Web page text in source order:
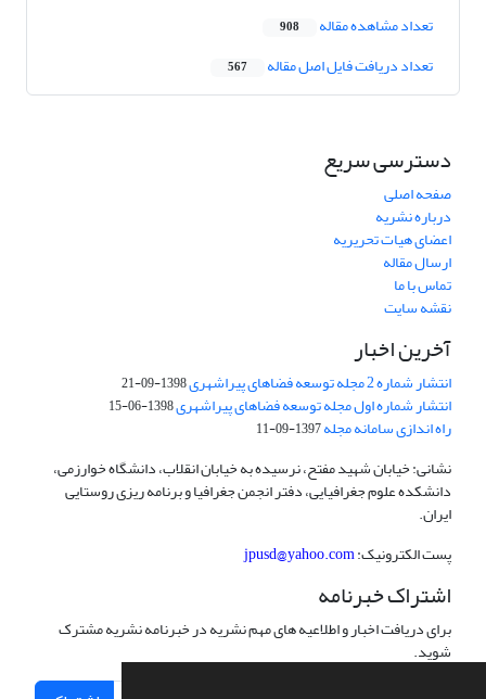
تعداد مشاهده مقاله 908
تعداد دریافت فایل اصل مقاله 567
دسترسی سریع
صفحه اصلی
درباره نشریه
اعضای هیات تحریریه
ارسال مقاله
تماس با ما
نقشه سایت
آخرین اخبار
انتشار شماره 2 مجله توسعه فضاهای پیراشهری 1398-09-21
انتشار شماره اول مجله توسعه فضاهای پیراشهری1398-06-15
راه اندازی سامانه مجله1397-09-11
نشانی: خیابان شهید مفتح، نرسیده به خیابان انقلاب، دانشگاه خوارزمی،
دانشکده علوم جغرافیایی، دفتر انجمن جغرافیا و برنامه ریزی روستایی
ایران.
پست الکترونیک:jpusd@yahoo.com
اشتراک خبرنامه
برای دریافت اخبار و اطلاعیه های مهم نشریه در خبرنامه نشریه مشترک
شوید.